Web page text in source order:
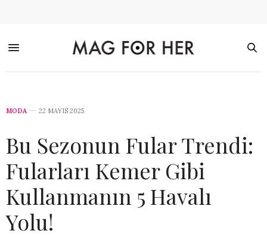
MODA 22 MAYIS 2025
Bu Sezonun Fular Trendi:
Fularları Kemer Gibi
Kullanmanın 5 Havalı
Yolu!